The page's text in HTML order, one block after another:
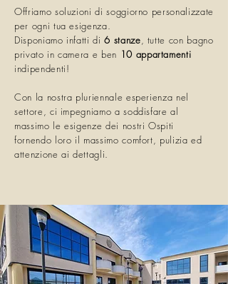
Offriamo soluzioni di soggiorno personalizzate
per ogni tua esigenza.
Disponiamo infatti di6 stanze, tutte con bagno
privato in camera e ben 10 appartamenti
indipendenti!
Con la nostra pluriennale esperienza nel
settore, ci impegniamo a soddisfare al
massimo le esigenze dei nostri Ospiti
fornendo loro il massimo comfort, pulizia ed
attenzione ai dettagli.